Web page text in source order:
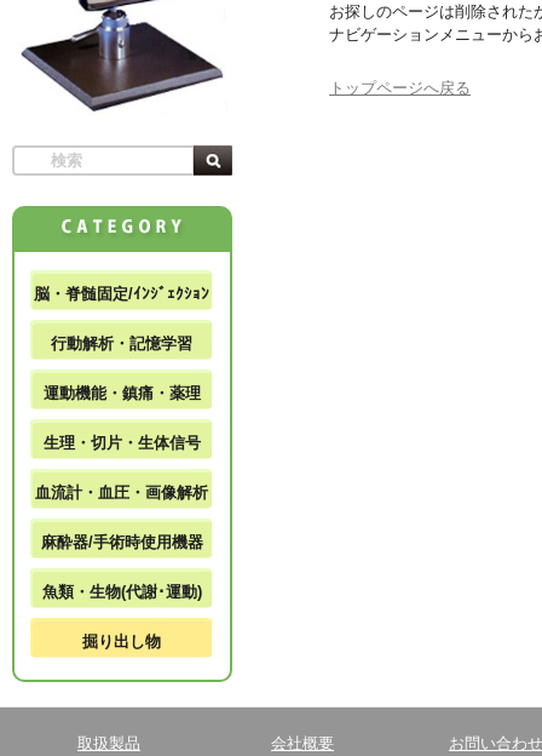
お探しのページは削除された
ナビゲーションメニューから
トップページへ戻る
脳・脊髄固定/ｲﾝｼﾞｪｸｼｮﾝ
行動解析・記憶学習
運動機能・鎮痛・薬理
生理・切片・生体信号
血流計・血圧・画像解析
麻酔器/手術時使用機器
魚類・生物(代謝･運動)
掘り出し物
取扱製品 会社概要 お問い合わせ